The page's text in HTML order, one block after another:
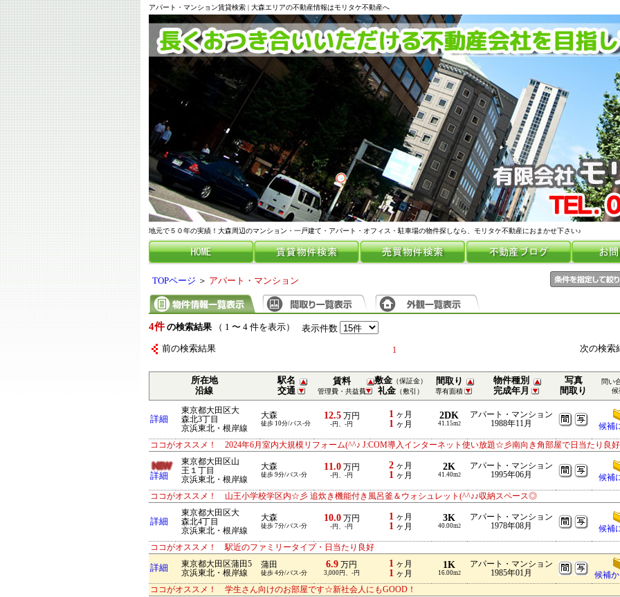
アパート・マンション賃貸検索 | 大森エリアの不動産情報はモリタケ不動産へ
地元で５０年の実績！大森周辺のマンション・一戸建て・アパート・オフィス・駐車場の物件探しなら、モリタケ不動産におまかせ下さい♪
TOPページ ＞ アパート・マンション
4件 の検索結果（ 1 〜 4 件を表示） 表示件数
前の検索結果 1 次の検
所在地
沿線
駅名
交通
賃料
管理費・共益費
敷金 （保証金）
礼金 （敷引）
間取り
専有面積
物件種別
完成年月
写真
間取り
問い
候
詳細
東京都大田区大
森北3丁目
京浜東北・根岸線
大森
徒歩 10分/バス-分
12.5万円
-円、-円
1 ヶ月
1 ヶ月
2DK
41.15m2
アパート・マンション
1988年11月
候補
ココがオススメ！ 2024年6月室内大規模リフォーム(^^♪ J:COM導入インターネット使い放題☆彡南向き角部屋で日当たり良好
詳細
東京都大田区山
王１丁目
京浜東北・根岸線
大森
徒歩 9分/バス-分
11.0万円
-円、-円
2 ヶ月
1 ヶ月
2K
41.40m2
アパート・マンション
1995年06月
候補
ココがオススメ！ 山王小学校学区内☆彡 追炊き機能付き風呂釜＆ウォシュレット(^^♪♪収納スペース◎
詳細
東京都大田区大
森北4丁目
京浜東北・根岸線
大森
徒歩 7分/バス-分
10.0万円
-円、-円
1 ヶ月
1 ヶ月
3K
40.00m2
アパート・マンション
1978年08月
候補
ココがオススメ！ 駅近のファミリータイプ・日当たり良好
詳細
東京都大田区蒲田5
京浜東北・根岸線
蒲田
徒歩 4分/バス-分
6.9 万円
3,000円、-円
1 ヶ月
1 ヶ月
1K
16.00m2
アパート・マンション
1985年01月
候補
ココがオススメ！ 学生さん向けのお部屋です☆新社会人にもGOOD！